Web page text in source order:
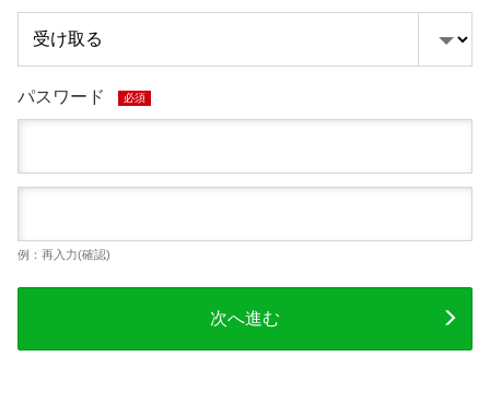
パスワード 必須
例：再入力(確認)
次へ進む